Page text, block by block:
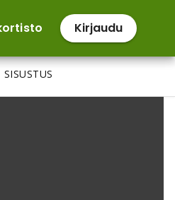
Kirjaudu
SISUSTUS